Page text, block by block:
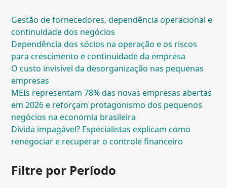
Gestão de fornecedores, dependência operacional e
continuidade dos negócios
Dependência dos sócios na operação e os riscos
para crescimento e continuidade da empresa
O custo invisível da desorganização nas pequenas
empresas
MEIs representam 78% das novas empresas abertas
em 2026 e reforçam protagonismo dos pequenos
negócios na economia brasileira
Dívida impagável? Especialistas explicam como
renegociar e recuperar o controle financeiro
Filtre por Período